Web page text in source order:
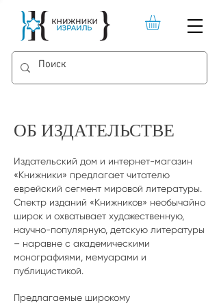
ОБ ИЗДАТЕЛЬСТВЕ
Издательский дом и интернет-магазин
«Книжники» предлагает читателю
еврейский сегмент мировой литературы.
Спектр изданий «Книжников» необычайно
широк и охватывает художественную,
научно-популярную, детскую литературы
– наравне с академическими
монографиями, мемуарами и
публицистикой.
Предлагаемые широкому